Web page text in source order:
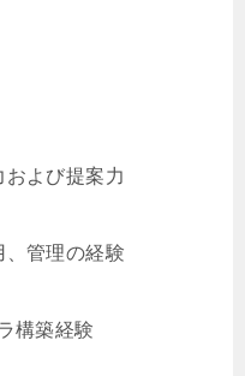
および提案力
、管理の経験
構築経験